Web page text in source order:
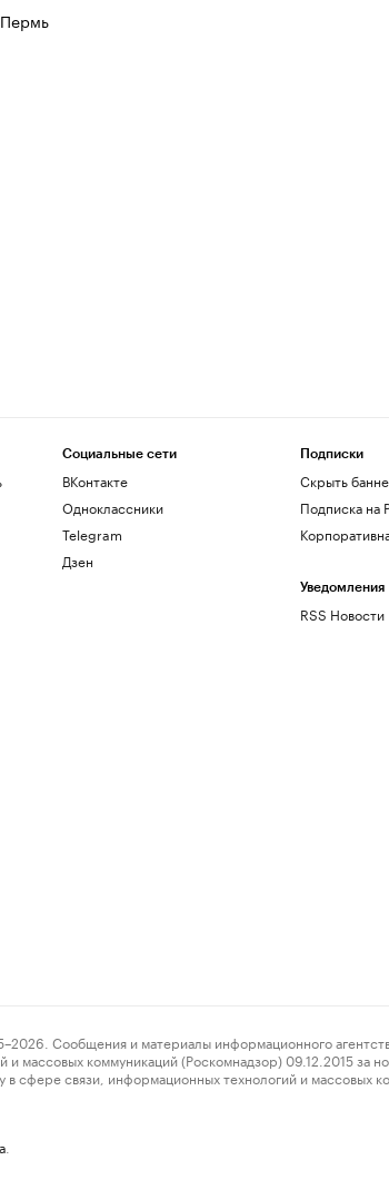
Социальные сети
ВКонтакте
Одноклассники
Telegram
Дзен
Подписки
Скрыть
Подписка на
Уведомления
RSS Новости
и материалы информационного агентства
массовых коммуникаций (Роскомнадзор) 09.12.2015
сфере связи, информационных технологий и